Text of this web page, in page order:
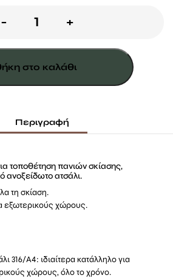
-
ΑΓΚΙΣΤΡΟ
ποσότητα
+
στο καλάθι
Περιγραφή
τοποθέτηση πανιών σκίασης,
ατσάλι.
τη σκίαση.
εξωτερικούς χώρους.
316/A4: ιδιαίτερα κατάλληλο για
χώρους, όλο το χρόνο.